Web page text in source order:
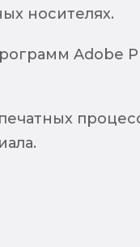
носителях.
Adobe